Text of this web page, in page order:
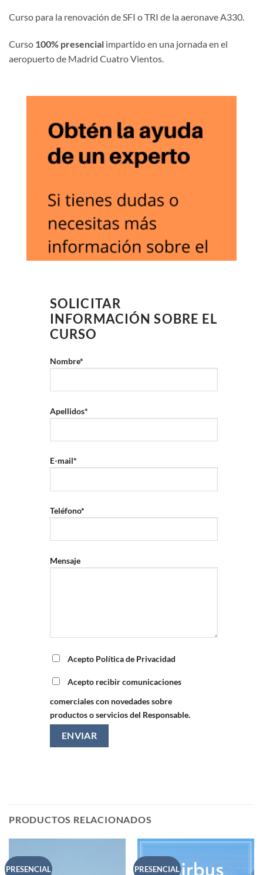
Curso para la renovación de SFI o TRI de la aeronave A330.
Curso 100% presencial impartido en una jornada en el
aeropuerto de Madrid Cuatro Vientos.
SOLICITAR
INFORMACIÓN SOBRE EL
CURSO
Nombre*
Apellidos*
E-mail*
Teléfono*
Mensaje
Acepto Política de Privacidad
Acepto recibir comunicaciones
comerciales con novedades sobre
productos o servicios del Responsable.
PRODUCTOS RELACIONADOS
PRESENCIAL PRESENCIAL